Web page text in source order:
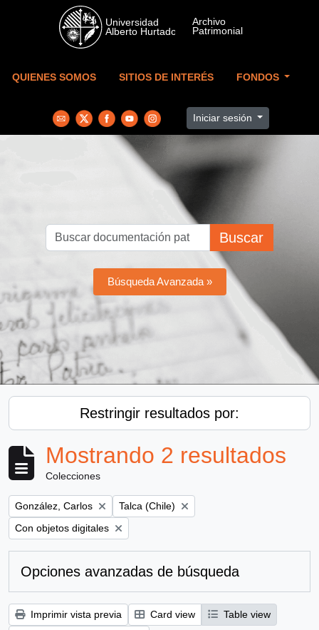
Skip to main content
QUIENES SOMOS SITIOS DE INTERÉS FONDOS
Iniciar sesión
Buscar
Búsqueda Avanzada »
Restringir resultados por:
Mostrando 2 resultados
Colecciones
Remove filter:
González, Carlos Remove filter:
Talca (Chile)
Remove filter:
Con objetos digitales
Opciones avanzadas de búsqueda
Imprimir vista previa Card view
Table view